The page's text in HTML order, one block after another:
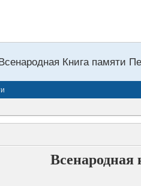
Книга памяти
Всенародная